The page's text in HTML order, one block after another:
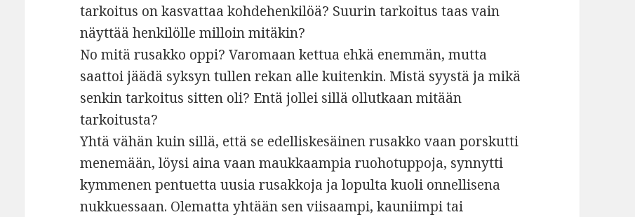
tarkoitus on kasvattaa kohdehenkilöä? Suurin tarkoitus taas vain
näyttää henkilölle milloin mitäkin?
No mitä rusakko oppi? Varomaan kettua ehkä enemmän, mutta
saattoi jäädä syksyn tullen rekan alle kuitenkin. Mistä syystä ja mikä
senkin tarkoitus sitten oli? Entä jollei sillä ollutkaan mitään
tarkoitusta?
Yhtä vähän kuin sillä, että se edelliskesäinen rusakko vaan porskutti
menemään, löysi aina vaan maukkaampia ruohotuppoja, synnytti
kymmenen pentuetta uusia rusakkoja ja lopulta kuoli onnellisena
nukkuessaan. Olematta yhtään sen viisaampi, kauniimpi tai